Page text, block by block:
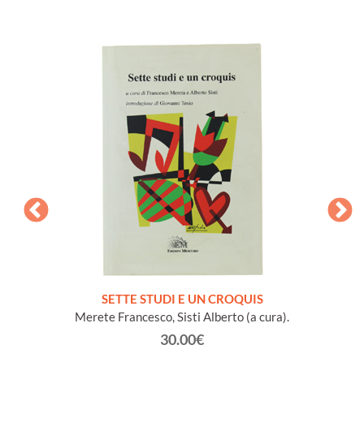
SETTE STUDI E UN CROQUIS
Merete Francesco, Sisti Alberto (a cura).
30.00€